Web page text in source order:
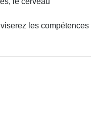
les compétences